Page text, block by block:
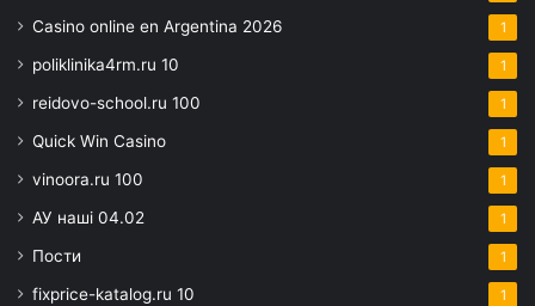
Casino online en Argentina 2026 1
poliklinika4rm.ru 10 1
reidovo-school.ru 100 1
Quick Win Casino 1
vinoora.ru 100 1
АУ наші 04.02 1
Пости 1
fixprice-katalog.ru 10 1